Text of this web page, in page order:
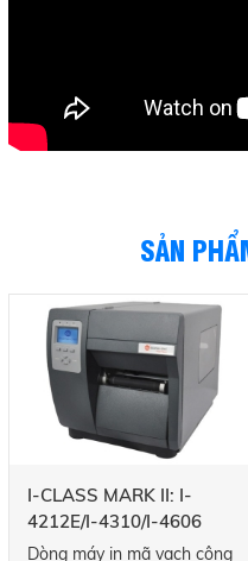
SẢN
I-CLASS MARK II: I-
4212E/I-4310/I-4606
Dòng máy in mã vạch công